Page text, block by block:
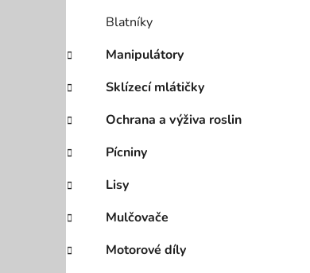
Blatníky
Manipulátory
Sklízecí mlátičky
Ochrana a výživa roslin
Pícniny
Lisy
Mulčovače
Motorové díly